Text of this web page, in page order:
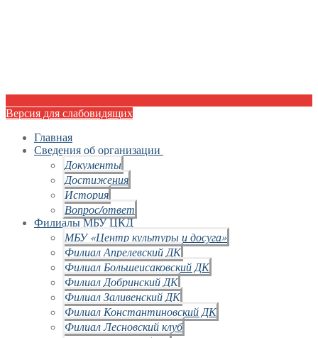
Версия для слабовидящих
Главная
Сведения об организации
Документы
Достижения
История
Вопрос/ответ
Филиалы МБУ ЦКД
МБУ «Центр культуры и досуга»
Филиал Апрелевский ДК
Филиал Большеисаковский ДК
Филиал Добринский ДК
Филиал Заливенский ДК
Филиал Константиновский ДК
Филиал Лесновский клуб